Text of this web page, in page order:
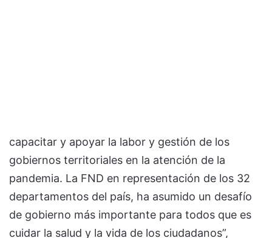
capacitar y apoyar la labor y gestión de los
gobiernos territoriales en la atención de la
pandemia. La FND en representación de los 32
departamentos del país, ha asumido un desafío
de gobierno más importante para todos que es
cuidar la salud y la vida de los ciudadanos”,